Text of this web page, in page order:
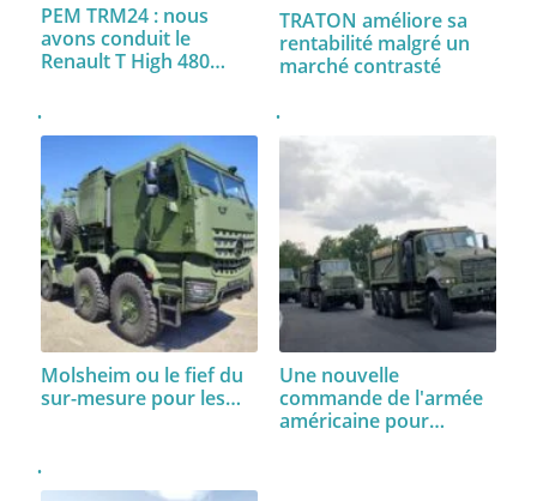
PEM TRM24 : nous
avons conduit le
Renault T High 480…
TRATON améliore sa
rentabilité malgré un
marché contrasté
Molsheim ou le fief du
sur-mesure pour les…
Une nouvelle
commande de l'armée
américaine pour…